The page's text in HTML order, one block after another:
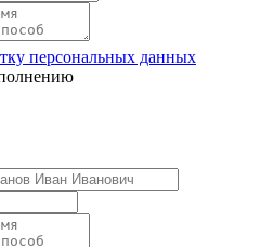
персональных данных